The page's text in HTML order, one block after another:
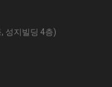
성지빌딩 4층)